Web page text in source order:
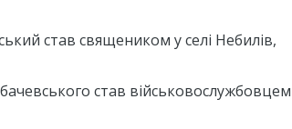
став священиком у селі Небилів,
став військовослужбовцем